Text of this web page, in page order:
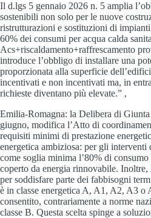
Il d.lgs 5 gennaio 2026 n. 5 amplia
sostenibili non solo per le nuove
ristrutturazioni e sostituzioni di
60% dei consumi per acqua calda
Acs+riscaldamento+raffrescamento
introduce l’obbligo di installare una
proporzionata alla superficie
incentivati e non incentivati ma, in
richieste diventano più elevate.” ,
Emilia-Romagna: la Delibera di
giugno, modifica l’Atto di
requisiti minimi di prestazione
energetica ambiziosa: per gli interventi
come soglia minima l’80% di
coperto da energia rinnovabile. Inoltre,
per soddisfare parte dei fabbisogni
è in classe energetica A, A1, A2, A3 o
consentito, contrariamente a norme
classe B. Questa scelta spinge a